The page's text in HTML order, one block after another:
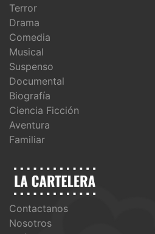
Terror
Drama
Comedia
Musical
Suspenso
Documental
Biografía
Ciencia Ficción
Aventura
Familiar
Contactanos
Nosotros